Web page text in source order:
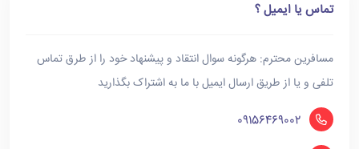
تماس یا ایمیل ؟
مسافرین محترم: هرگونه سوال انتقاد و پیشنهاد خود را از طرق تماس
تلفی و یا از طریق ارسال ایمیل با ما به اشتراک بگذارید
09156469002